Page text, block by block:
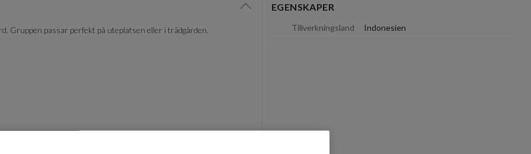
Visa/dölj
Gruppen passar perfekt på uteplatsen eller i trädgården.
EGENSKAPER
Tillverkningsland Indonesien